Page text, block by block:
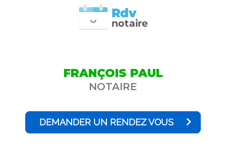
notaire
Rdv
FRANÇOIS PAUL
NOTAIRE
DEMANDER UN RENDEZ VOUS